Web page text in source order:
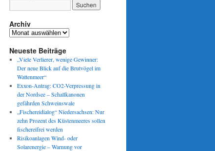
Archiv
Archiv
Neueste Beiträge
„Viele Verlierer, wenige Gewinner:
Der neue Blick auf die Brutvögel im
Wattenmeer“
Exxon-Antrag: CO2-Verpressung in
der Nordsee – Schallkanonen
gefährden Schweinswale
„Fischereidialog“ Niedersachsen: Nur
zehn Prozent des Küstenmeeres sollen
fischereifrei werden
Risikoanlagen Wind- oder
Solarenergie – Warnung vor